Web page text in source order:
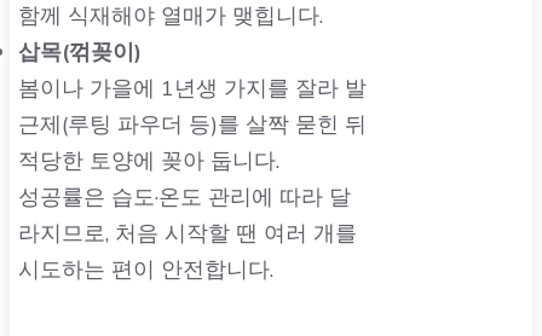
함께 식재해야 열매가 맺힙니다.
삽목(꺾꽂이)
봄이나 가을에 1년생 가지를 잘라 발
근제(루팅 파우더 등)를 살짝 묻힌 뒤
적당한 토양에 꽂아 둡니다.
성공률은 습도·온도 관리에 따라 달
라지므로, 처음 시작할 땐 여러 개를
시도하는 편이 안전합니다.